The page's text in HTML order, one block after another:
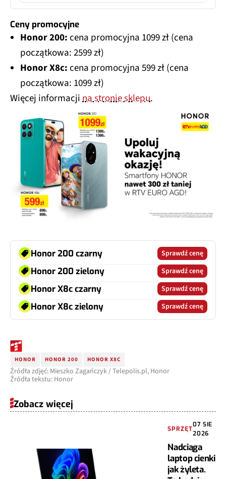
Ceny promocyjne
Honor 200:cena promocyjna 1099 zł (cena
początkowa: 2599 zł)
Honor X8c:cena promocyjna 599 zł (cena
początkowa: 1099 zł)
Więcej informacji na stronie sklepu.
Honor 200 czarny Sprawdź cenę
Honor 200 zielony Sprawdź cenę
Honor X8c czarny Sprawdź cenę
Honor X8c zielony Sprawdź cenę
HONOR HONOR 200 HONOR X8C
Źródła zdjęć: Mieszko Zagańczyk / Telepolis.pl, Honor
Źródła tekstu: Honor
Zobacz więcej
SPRZĘT
07 SIE
2026
Nadciąga
laptop cienki
jak żyleta.